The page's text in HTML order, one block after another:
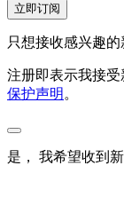
立即订阅
只想接收感兴趣的
注册即表示我接
保护声明 。
是， 我希望收到